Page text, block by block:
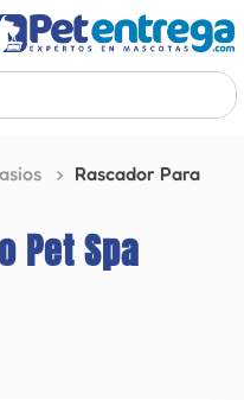
Rascador Para
Pet Spa